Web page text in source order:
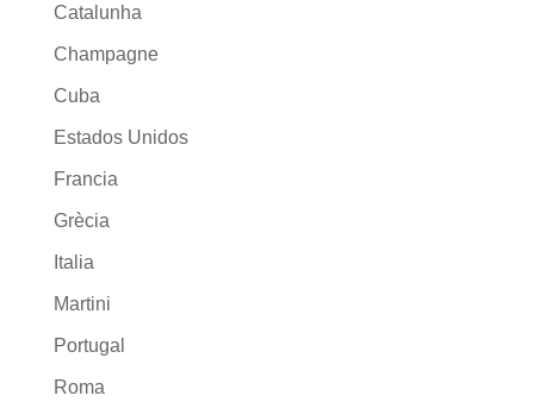
Catalunha
Champagne
Cuba
Estados Unidos
Francia
Grècia
Italia
Martini
Portugal
Roma